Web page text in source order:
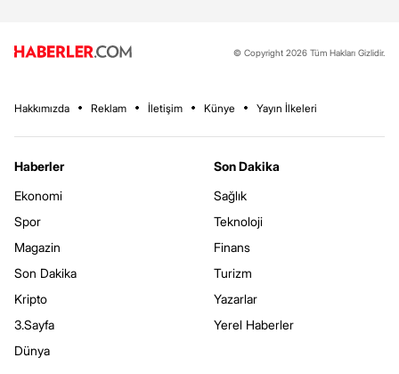
© Copyright 2026 Tüm Hakları Gizlidir.
Hakkımızda Reklam İletişim Künye Yayın İlkeleri
Haberler
Ekonomi
Spor
Magazin
Son Dakika
Kripto
3.Sayfa
Dünya
Son Dakika
Sağlık
Teknoloji
Finans
Turizm
Yazarlar
Yerel Haberler